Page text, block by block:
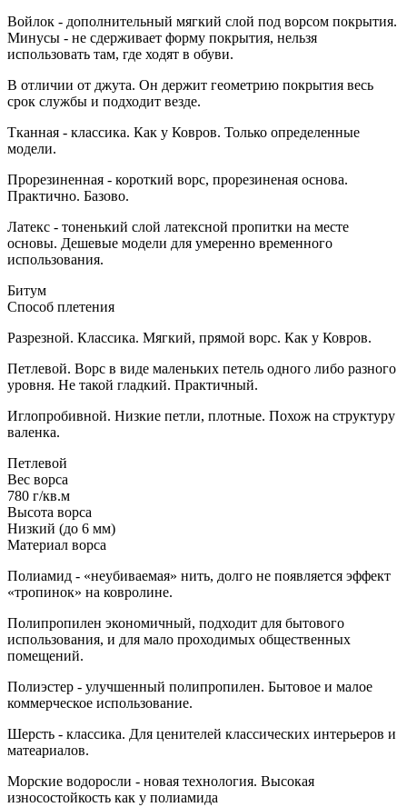
Войлок - дополнительный мягкий слой под ворсом покрытия.
Минусы - не сдерживает форму покрытия, нельзя
использовать там, где ходят в обуви.
В отличии от джута. Он держит геометрию покрытия весь
срок службы и подходит везде.
Тканная - классика. Как у Ковров. Только определенные
модели.
Прорезиненная - короткий ворс, прорезиненая основа.
Практично. Базово.
Латекс - тоненький слой латексной пропитки на месте
основы. Дешевые модели для умеренно временного
использования.
Битум
Способ плетения
Разрезной. Классика. Мягкий, прямой ворс. Как у Ковров.
Петлевой. Ворс в виде маленьких петель одного либо разного
уровня. Не такой гладкий. Практичный.
Иглопробивной. Низкие петли, плотные. Похож на структуру
валенка.
Петлевой
Вес ворса
780 г/кв.м
Высота ворса
Низкий (до 6 мм)
Материал ворса
Полиамид - «неубиваемая» нить, долго не появляется эффект
«тропинок» на ковролине.
Полипропилен экономичный, подходит для бытового
использования, и для мало проходимых общественных
помещений.
Полиэстер - улучшенный полипропилен. Бытовое и малое
коммерческое использование.
Шерсть - классика. Для ценителей классических интерьеров и
матеариалов.
Морские водоросли - новая технология. Высокая
износостойкость как у полиамида